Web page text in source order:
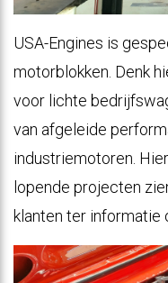
USA-Engines is
motorblokken. Denk
voor lichte
van afgeleide
industriemotoren.
lopende projecten
klanten ter informatie